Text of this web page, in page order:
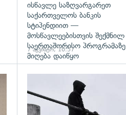
ისწავლე საზღვარგარეთ
საქართველოს ბანკის
სტიპენდიით —
მოსწავლეებისთვის შექმნილ
საერთაშორისო პროგრამაზე
მიღება დაიწყო
7 აგვისტო, 10:57